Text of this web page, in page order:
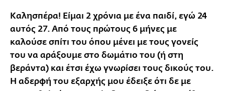
Καλησπέρα! Είμαι 2 χρόνια με ένα παιδί, εγώ 24
αυτός 27. Από τους πρώτους 6 μήνες με
καλούσε σπίτι του όπου μένει με τους γονείς
του να αράξουμε στο δωμάτιο του (ή στη
βεράντα) και έτσι έχω γνωρίσει τους δικούς του.
Η αδερφή του εξαρχής μου έδειξε ότι δε με